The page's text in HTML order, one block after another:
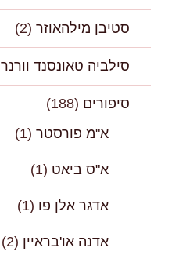
סטיבן מילהאוזר (2)
סילביה טאונסנד וורנר
סיפורים (188)
א"מ פורסטר (1)
א"ס ביאט (1)
אדגר אלן פו (1)
אדנה או'בראיין (2)